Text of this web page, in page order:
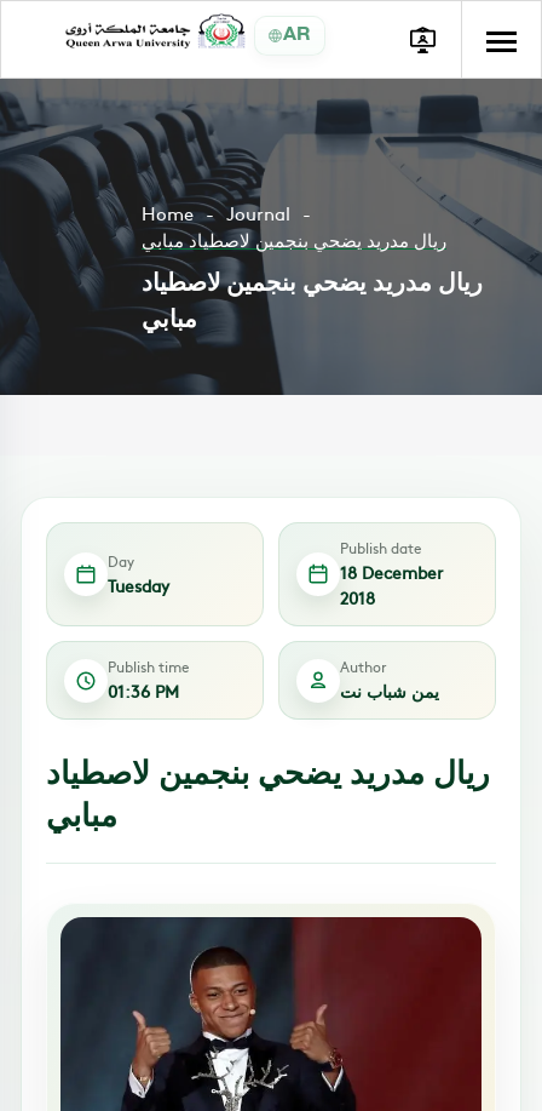
AR
Home
Journal
ريال مدريد يضحي بنجمين لاصطياد مبابي
ريال مدريد يضحي بنجمين لاصطياد
مبابي
Day
Tuesday
Publish date
18 December
2018
Publish time
01:36 PM
Author
يمن شباب نت
ريال مدريد يضحي بنجمين لاصطياد
مبابي